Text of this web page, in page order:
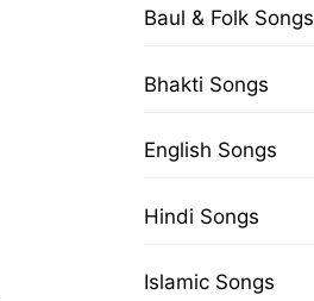
Baul & Folk Songs
Bhakti Songs
English Songs
Hindi Songs
Islamic Songs